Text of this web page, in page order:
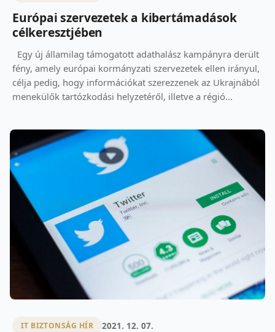
Európai szervezetek a kibertámadások
célkeresztjében
Egy új államilag támogatott adathalász kampányra derült
fény, amely európai kormányzati szervezetek ellen irányul,
célja pedig, hogy információkat szerezzenek az Ukrajnából
menekülők tartózkodási helyzetéről, illetve a régió...
IT BIZTONSÁG HÍR 2021. 12. 07.